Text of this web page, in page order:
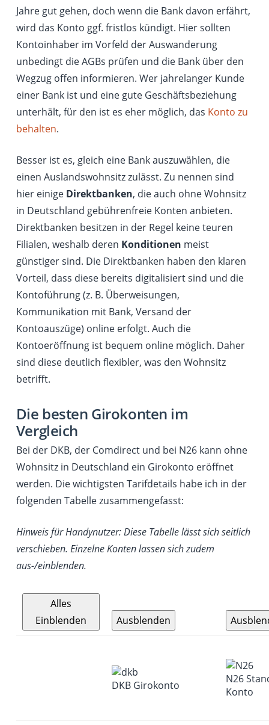
Jahre gut gehen, doch wenn die Bank davon erfährt,
wird das Konto ggf. fristlos kündigt. Hier sollten
Kontoinhaber im Vorfeld der Auswanderung
unbedingt die AGBs prüfen und die Bank über den
Wegzug offen informieren. Wer jahrelanger Kunde
einer Bank ist und eine gute Geschäftsbeziehung
unterhält, für den ist es eher möglich, das Konto zu
behalten.
Besser ist es, gleich eine Bank auszuwählen, die
einen Auslandswohnsitz zulässt. Zu nennen sind
hier einige Direktbanken, die auch ohne Wohnsitz
in Deutschland gebührenfreie Konten anbieten.
Direktbanken besitzen in der Regel keine teuren
Filialen, weshalb deren Konditionen meist
günstiger sind. Die Direktbanken haben den klaren
Vorteil, dass diese bereits digitalisiert sind und die
Kontoführung (z. B. Überweisungen,
Kommunikation mit Bank, Versand der
Kontoauszüge) online erfolgt. Auch die
Kontoeröffnung ist bequem online möglich. Daher
sind diese deutlich flexibler, was den Wohnsitz
betrifft.
Die besten Girokonten im
Vergleich
Bei der DKB, der Comdirect und bei N26 kann ohne
Wohnsitz in Deutschland ein Girokonto eröffnet
werden. Die wichtigsten Tarifdetails habe ich in der
folgenden Tabelle zusammengefasst:
Hinweis für Handynutzer: Diese Tabelle lässt sich seitlich
verschieben. Einzelne Konten lassen sich zudem
aus-/einblenden.
Alles
Einblenden
Ausblenden
DKB Girokonto
N26
Konto